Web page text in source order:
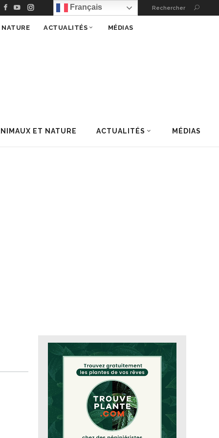
Français Rechercher
ET NATURE ACTUALITÉS MÉDIAS
ACTUALITÉS MÉDIAS